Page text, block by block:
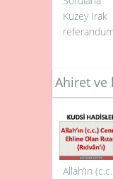
Kuzey Irak
Ahiret ve
Allah’ın